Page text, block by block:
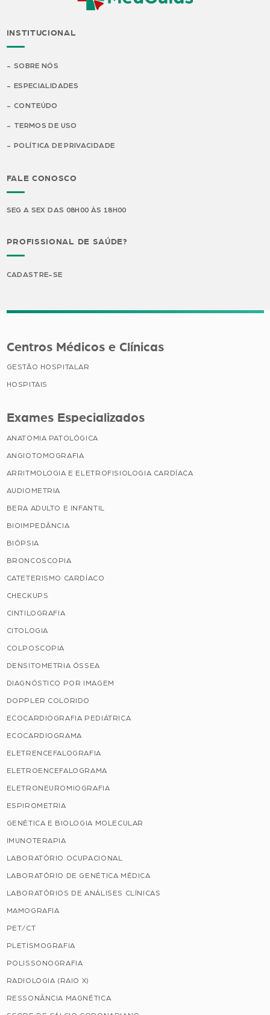
INSTITUCIONAL
SOBRE NÓS
ESPECIALIDADES
CONTEÚDO
TERMOS DE USO
POLÍTICA DE PRIVACIDADE
FALE CONOSCO
SEG A SEX DAS 08H00 ÀS 18H00
PROFISSIONAL DE SAÚDE?
CADASTRE-SE
Centros Médicos e Clínicas
GESTÃO HOSPITALAR
HOSPITAIS
Exames Especializados
ANATOMIA PATOLÓGICA
ANGIOTOMOGRAFIA
ARRITMOLOGIA E ELETROFISIOLOGIA CARDÍACA
AUDIOMETRIA
BERA ADULTO E INFANTIL
BIOIMPEDÂNCIA
BIÓPSIA
BRONCOSCOPIA
CATETERISMO CARDÍACO
CHECKUPS
CINTILOGRAFIA
CITOLOGIA
COLPOSCOPIA
DENSITOMETRIA ÓSSEA
DIAGNÓSTICO POR IMAGEM
DOPPLER COLORIDO
ECOCARDIOGRAFIA PEDIÁTRICA
ECOCARDIOGRAMA
ELETRENCEFALOGRAFIA
ELETROENCEFALOGRAMA
ELETRONEUROMIOGRAFIA
ESPIROMETRIA
GENÉTICA E BIOLOGIA MOLECULAR
IMUNOTERAPIA
LABORATÓRIO OCUPACIONAL
LABORATÓRIO DE GENÉTICA MÉDICA
LABORATÓRIOS DE ANÁLISES CLÍNICAS
MAMOGRAFIA
PET/CT
PLETISMOGRAFIA
POLISSONOGRAFIA
RADIOLOGIA (RAIO X)
RESSONÂNCIA MAGNÉTICA